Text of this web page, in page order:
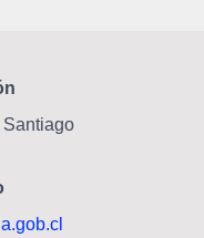
Santiago